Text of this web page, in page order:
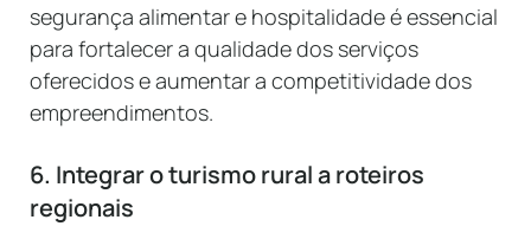
segurança alimentar e hospitalidade é essencial
para fortalecer a qualidade dos serviços
oferecidos e aumentar a competitividade dos
empreendimentos.
6. Integrar o turismo rural a roteiros
regionais